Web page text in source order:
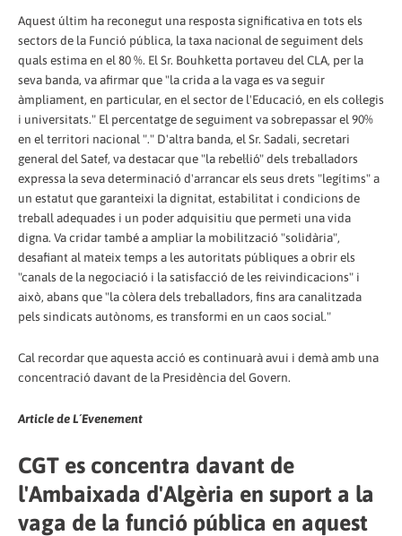
Aquest últim ha reconegut una resposta significativa en tots els
sectors de la Funció pública, la taxa nacional de seguiment dels
quals estima en el 80 %. El Sr. Bouhketta portaveu del CLA, per la
seva banda, va afirmar que "la crida a la vaga es va seguir
àmpliament, en particular, en el sector de l'Educació, en els col·legis
i universitats." El percentatge de seguiment va sobrepassar el 90%
en el territori nacional "." D'altra banda, el Sr. Sadali, secretari
general del Satef, va destacar que "la rebel·lió" dels treballadors
expressa la seva determinació d'arrancar els seus drets "legítims" a
un estatut que garanteixi la dignitat, estabilitat i condicions de
treball adequades i un poder adquisitiu que permeti una vida
digna. Va cridar també a ampliar la mobilització "solidària",
desafiant al mateix temps a les autoritats públiques a obrir els
"canals de la negociació i la satisfacció de les reivindicacions" i
això, abans que "la còlera dels treballadors, fins ara canalitzada
pels sindicats autònoms, es transformi en un caos social."
Cal recordar que aquesta acció es continuarà avui i demà amb una
concentració davant de la Presidència del Govern.
Article de L´Evenement
CGT es concentra davant de
l'Ambaixada d'Algèria en suport a la
vaga de la funció pública en aquest